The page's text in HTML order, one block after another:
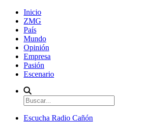
Inicio
ZMG
País
Mundo
Opinión
Empresa
Pasión
Escenario
Escucha Radio Cañón